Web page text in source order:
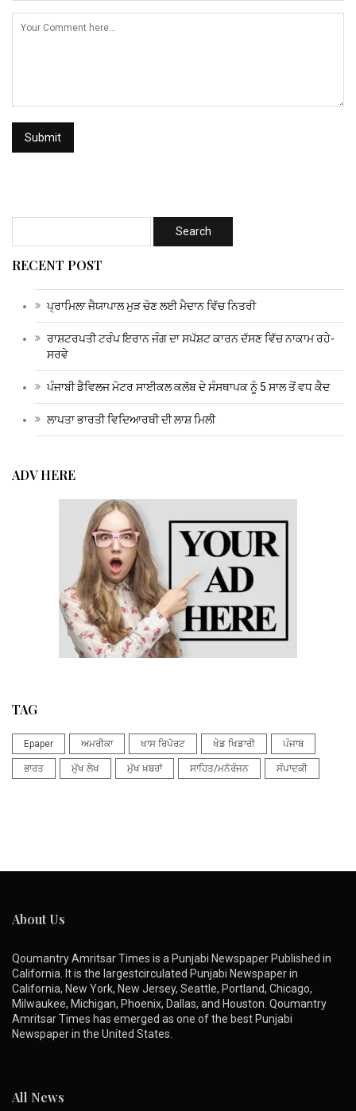
RECENT POST
ਪ੍ਰਾਮਿਲਾ ਜੈਯਾਪਾਲ ਮੁੜ ਚੋਣ ਲਈ ਮੈਦਾਨ ਵਿੱਚ ਨਿਤਰੀ
ਰਾਸ਼ਟਰਪਤੀ ਟਰੰਪ ਇਰਾਨ ਜੰਗ ਦਾ ਸਪੱਸ਼ਟ ਕਾਰਨ ਦੱਸਣ ਵਿੱਚ ਨਾਕਾਮ ਰਹੇ-
ਸਰਵੇ
ਪੰਜਾਬੀ ਡੈਵਿਲਜ ਮੋਟਰ ਸਾਈਕਲ ਕਲੱਬ ਦੇ ਸੰਸਥਾਪਕ ਨੂੰ 5 ਸਾਲ ਤੋਂ ਵਧ ਕੈਦ
ਲਾਪਤਾ ਭਾਰਤੀ ਵਿਦਿਆਰਥੀ ਦੀ ਲਾਸ਼ ਮਿਲੀ
ADV HERE
TAG
Epaper ਅਮਰੀਕਾ ਖਾਸ ਰਿਪੋਰਟ ਖੇਡ ਖਿਡਾਰੀ ਪੰਜਾਬ
ਭਾਰਤ ਮੁੱਖ ਲੇਖ ਮੁੱਖ ਖ਼ਬਰਾਂ ਸਾਹਿਤ/ਮਨੋਰੰਜਨ ਸੰਪਾਦਕੀ
About Us
Qoumantry Amritsar Times is a Punjabi Newspaper Published in
California. It is the largestcirculated Punjabi Newspaper in
California, New York, New Jersey, Seattle, Portland, Chicago,
Milwaukee, Michigan, Phoenix, Dallas, and Houston. Qoumantry
Amritsar Times has emerged as one of the best Punjabi
Newspaper in the United States.
All News